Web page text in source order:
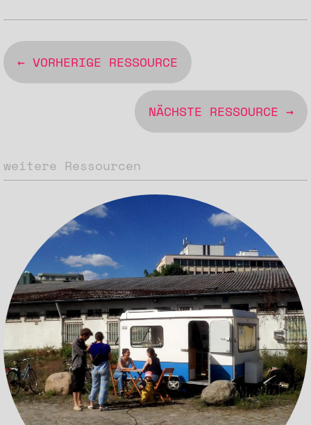
← VORHERIGE RESSOURCE
NÄCHSTE RESSOURCE →
weitere Ressourcen